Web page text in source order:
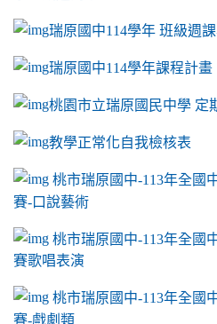
瑞原國中114學年 班級週
瑞原國中114學年課程計畫
link to https://sites.google.com/a/
桃園市立瑞原國民中學 定
link to https://
教學正常化自我檢核表
link to
link to
ink to
link to
link to
ink to
ink to
link to https://sites.google.com/a/
ink to link to https://
桃市瑞原國中-113年全國
賽-口說藝術
link to https://
桃市瑞原國中-113年全國
賽歌唱表演
link to https://
桃市瑞原國中-113年全國
賽-戲劇類